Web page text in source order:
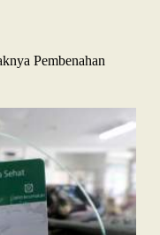
Pembenahan